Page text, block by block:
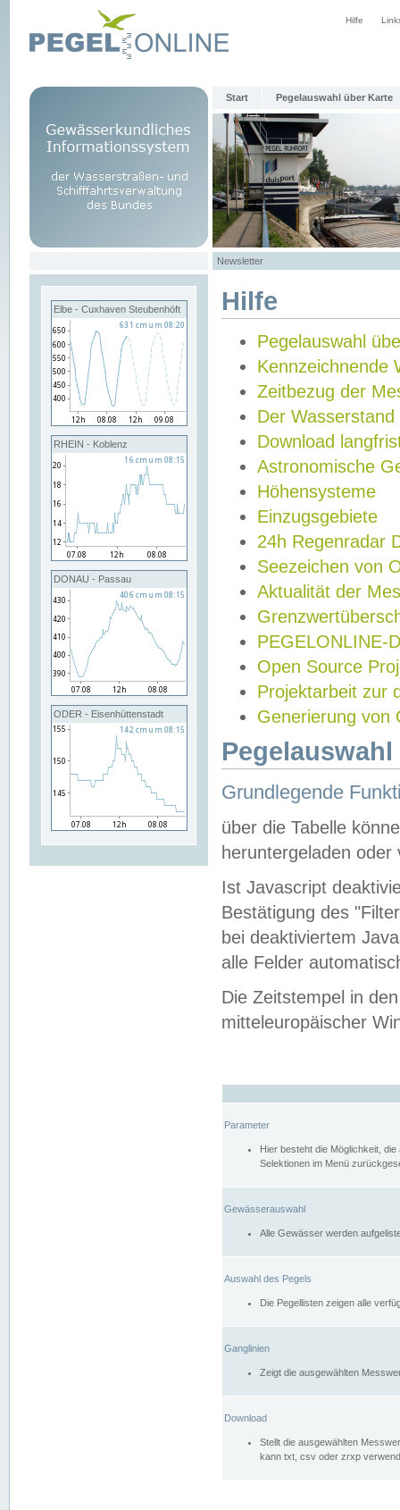
Hilfe
Start Pegelauswahl über Karte
Newsletter
Elbe - Cuxhaven Steubenhöft
RHEIN - Koblenz
DONAU - Passau
ODER - Eisenhüttenstadt
Hilfe
Pegelauswahl
Kennzeichnende
Zeitbezug der
Der Wasserstand
Download
Astronomische
Höhensysteme
Einzugsgebiete
24h Regenradar
Seezeichen von
Aktualität der
PEGELONLINE-
Open Source
Projektarbeit zur
Generierung von
Grundlegende
über die Tabelle
heruntergeladen oder
Ist Javascript
Bestätigung des
bei deaktiviertem
alle Felder
Die Zeitstempel in
mitteleuropäischer
Parameter
Hier besteht die Möglichkeit,
Selektionen im Menü
Gewässerauswahl
Alle Gewässer werden
Auswahl des Pegels
Die Pegellisten zeigen alle
Ganglinien
Zeigt die ausgewählten
Download
Stellt die ausgewählten
kann txt, csv oder zrxp